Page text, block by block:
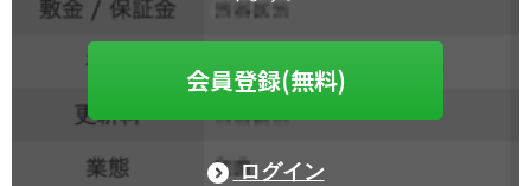
会員登録(無料)
ログイン